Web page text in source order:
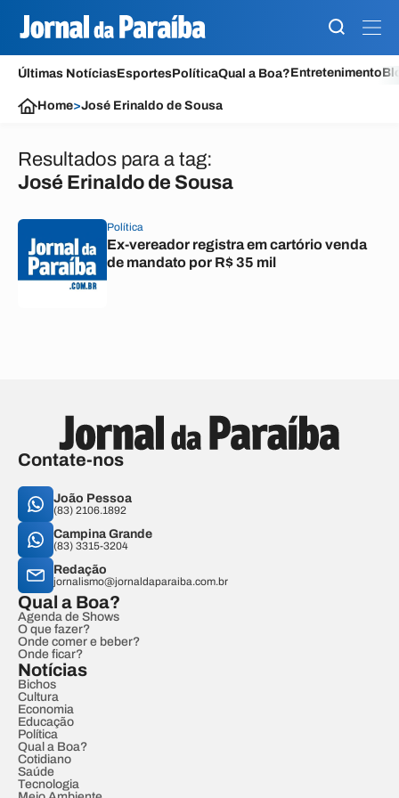
Últimas NotíciasEsportesPolíticaQual a Boa?Entretenimento
Home>José Erinaldo de Sousa
Resultados para a tag:
José Erinaldo de Sousa
Política
Ex-vereador registra em cartório venda
de mandato por R$ 35 mil
Contate-nos
João Pessoa
(83) 2106.1892
Campina Grande
(83) 3315-3204
Redação
jornalismo@jornaldaparaiba.com.br
Qual a Boa?
Agenda de Shows
O que fazer?
Onde comer e beber?
Onde ficar?
Notícias
Bichos
Cultura
Economia
Educação
Política
Qual a Boa?
Cotidiano
Saúde
Tecnologia